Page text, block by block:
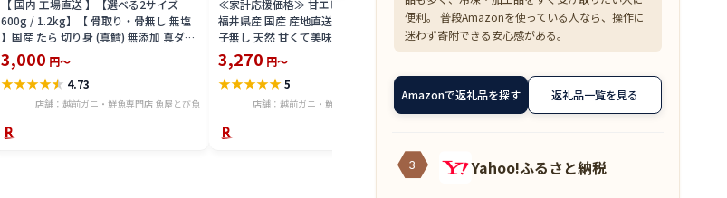
【 国内 工場直送 】【選べる2サイズ
600g / 1.2kg】【 骨取り・骨無し 無塩
】国産 たら 切り身 (真鱈) 無添加 真ダラ
骨抜き 鍋 フライ ホイル焼き 送料無料
tar2306-12ka
3,000 円～
★★★★★ 4.73
店舗：越前ガニ・鮮魚専門店 魚屋とび魚
≪家計応援価格≫ 甘エビ 500g 約50尾
福井県産 国産 産地直送 大容量 業務用
子無し 天然 甘くて美味しい あまえび ア
マエビ お刺身 お寿司 バーベキュー 船上
凍結 送料無料 amaebis
3,270 円～
★★★★★5
店舗：越前ガニ・鮮魚専門店 魚屋とび魚
【超目玉】ズワイガニ むき身 爪下 1kg
(解凍後800g) 蟹 かに 冷凍 訳あり 送料無
料 zkani2410
6,999
店舗：越前ガニ・鮮魚専門店 魚屋とび魚
焼き チャーハ
1,390
★
便利。 普段Amazonを使っている人なら、操作に
迷わず寄附できる安心感がある。
Amazonで返礼品を探す 返礼品一覧を見る
3 Yahoo!ふるさと納税